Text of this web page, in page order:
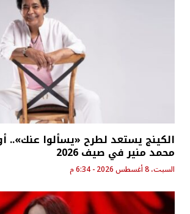
الكينج يستعد لطرح «يسألوا عنك»..
محمد منير في صيف 2026
السبت، 8 أغسطس 2026 - 6:34 م